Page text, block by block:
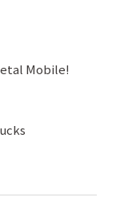
Mobile!